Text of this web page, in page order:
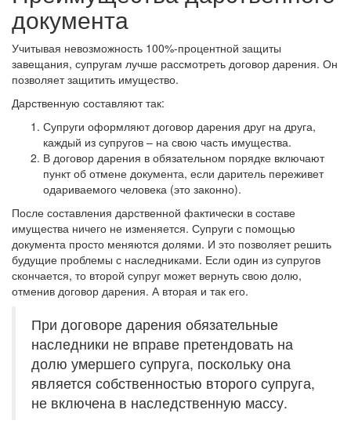
документа
Учитывая невозможность 100%-процентной защиты
завещания, супругам лучше рассмотреть договор дарения. Он
позволяет защитить имущество.
Дарственную составляют так:
Супруги оформляют договор дарения друг на друга,
каждый из супругов – на свою часть имущества.
В договор дарения в обязательном порядке включают
пункт об отмене документа, если даритель переживет
одариваемого человека (это законно).
После составления дарственной фактически в составе
имущества ничего не изменяется. Супруги с помощью
документа просто меняются долями. И это позволяет решить
будущие проблемы с наследниками. Если один из супругов
скончается, то второй супруг может вернуть свою долю,
отменив договор дарения. А вторая и так его.
При договоре дарения обязательные
наследники не вправе претендовать на
долю умершего супруга, поскольку она
является собственностью второго супруга,
не включена в наследственную массу.